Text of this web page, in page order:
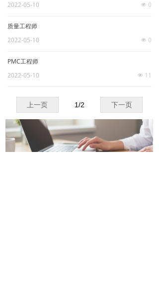
넶 0
2022-05-10
质量工程师
넶 0
2022-05-10
PMC工程师
넶 11
2022-05-10
上一页 下一页
1/2